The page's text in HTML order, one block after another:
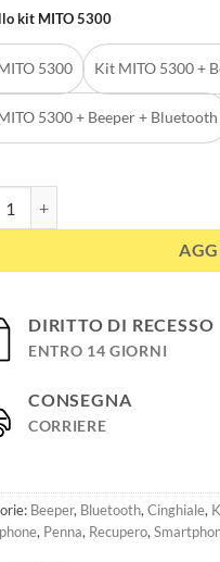
kit MITO 5300
5300 Kit MITO 5300 +
5300 + Beeper + Bluetooth
DIRITTO DI RECESSO
ENTRO 14 GIORNI
CONSEGNA
CORRIERE
Beeper, Bluetooth, Cinghiale,
, Penna, Recupero,